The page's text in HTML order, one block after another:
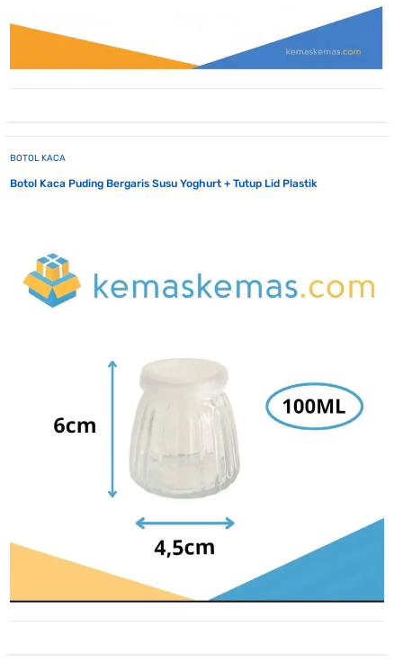
BOTOL KACA
Botol Kaca Puding Bergaris Susu Yoghurt + Tutup Lid Plastik